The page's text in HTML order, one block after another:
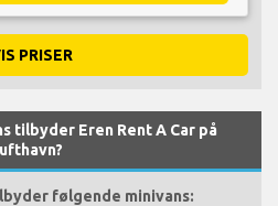
PRISER
tilbyder Eren Rent A Car på
følgende minivans: